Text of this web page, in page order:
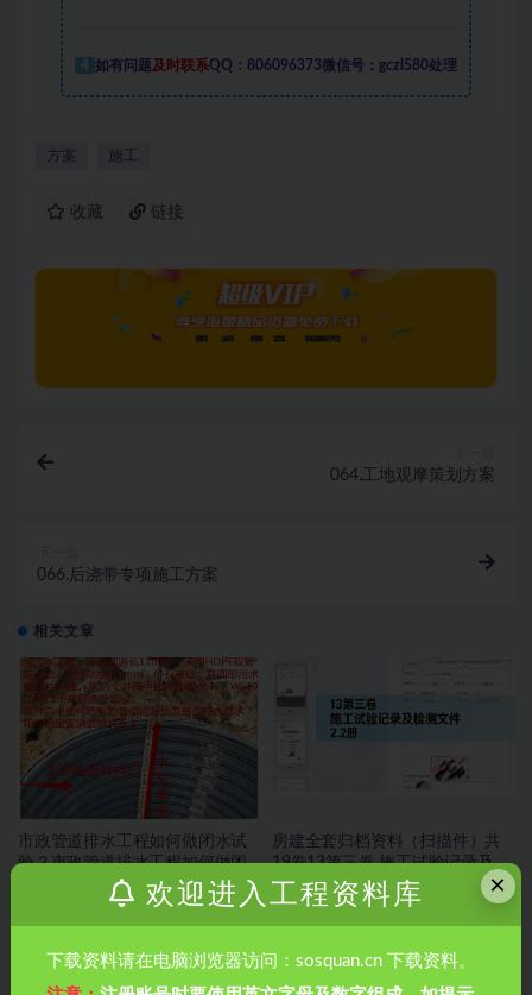
4 如有问题 及时联系QQ：806096373微信号：gczl580处理
方案 施工
收藏 链接
064.工地观摩策划方案
066.后浇带专项施工方案
相关文章
市政管道排水工程如何做闭水试
验？市政管道排水工程如何做闭
房建全套归档资料（扫描件）共
19卷13第三卷 施工试验记录及检
测文件 2.2册
×
欢迎进入工程资料库
下载资料请在电脑浏览器访问：sosquan.cn 下载资料。